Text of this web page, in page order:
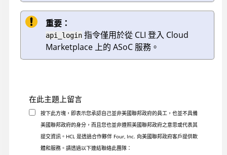
重要：
api_login 指令僅用於從 CLI 登入 Cloud
Marketplace 上的 ASoC 服務。
在此主題上留言
按下此方塊，即表示您承認自己並非美國聯邦政府的員工，也並不具備
美國聯邦政府的身分，而且您也並非遵照美國聯邦政府之意思或代表其
提交資訊。HCL 是透過合作夥伴 Four, Inc. 向美國聯邦政府客戶提供軟
體和服務。請透過以下連結聯絡此團隊：